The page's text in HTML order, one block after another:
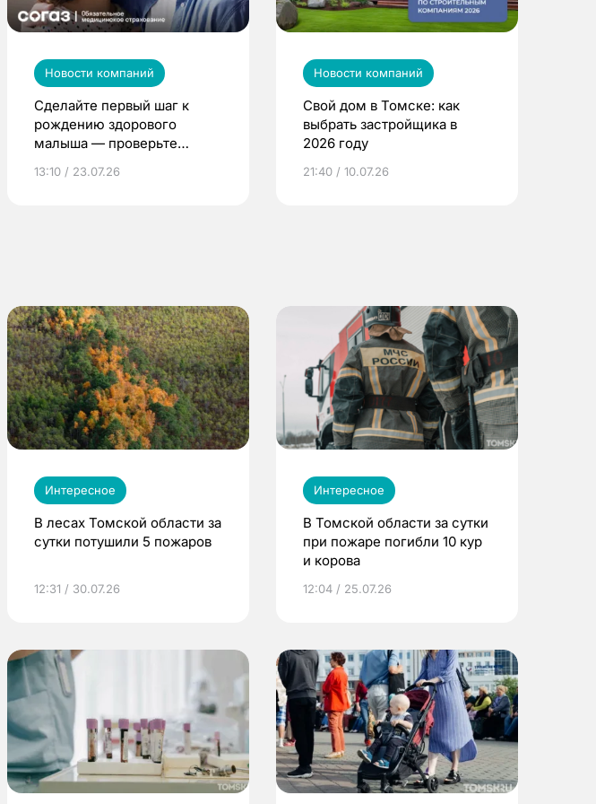
Новости компаний
Сделайте первый шаг к
рождению здорового
малыша — проверьте
по ОМС!
13:10 / 23.07.26
Новости компаний
Свой дом в Томске: как
выбрать застройщика в
2026 году
21:40 / 10.07.26
Интересное
В лесах Томской области за
сутки потушили 5 пожаров
12:31 / 30.07.26
Интересное
В Томской области за сутки
при пожаре погибли 10 кур
и корова
12:04 / 25.07.26